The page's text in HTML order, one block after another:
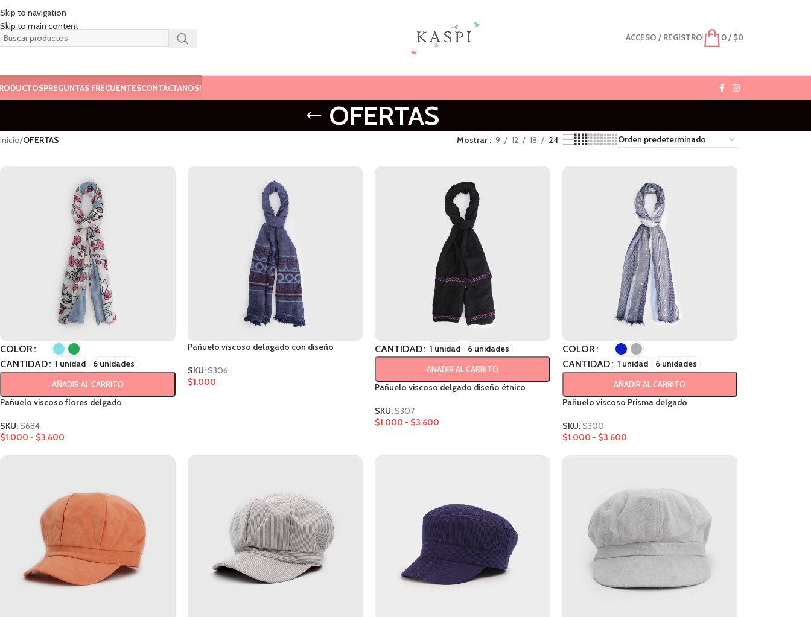
Skip to navigation
Skip to main content
ACCESO / REGISTRO 0/ $0
PREGUNTAS FRECUENTESCONTÁCTANOS!
OFERTAS
Inicio/OFERTAS Mostrar 9 12 18 24
COLOR
CANTIDAD
1 unidad 6 unidades
AÑADIR AL CARRITO
Pañuelo viscoso flores delgado
SKU:S684
$1.000 - $3.600
Pañuelo viscoso delagado con diseño
SKU:S306
$1.000
CANTIDAD 1 unidad 6 unidades
AÑADIR AL CARRITO
Pañuelo viscoso delgado diseño étnico
SKU:S307
$1.000 - $3.600
COLOR
CANTIDAD
1 unidad 6 unidades
AÑADIR AL CARRITO
Pañuelo viscoso Prisma delgado
SKU:S300
$1.000 - $3.600